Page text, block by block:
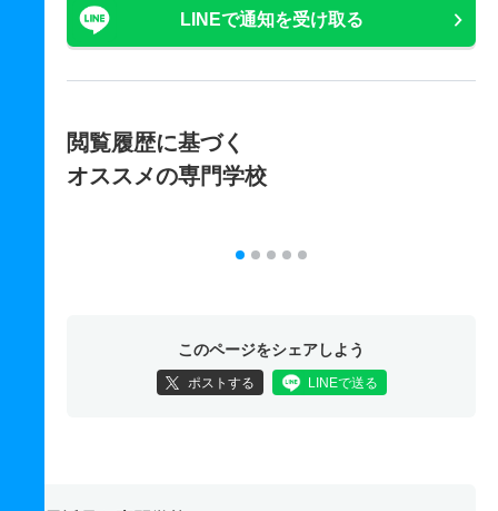
LINEで通知を受け取る
閲覧履歴に基づく
オススメの専門学校
このページをシェアしよう
ポストする LINEで送る